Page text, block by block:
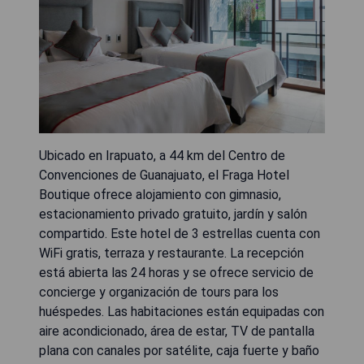
Ubicado en Irapuato, a 44 km del Centro de
Convenciones de Guanajuato, el Fraga Hotel
Boutique ofrece alojamiento con gimnasio,
estacionamiento privado gratuito, jardín y salón
compartido. Este hotel de 3 estrellas cuenta con
WiFi gratis, terraza y restaurante. La recepción
está abierta las 24 horas y se ofrece servicio de
concierge y organización de tours para los
huéspedes. Las habitaciones están equipadas con
aire acondicionado, área de estar, TV de pantalla
plana con canales por satélite, caja fuerte y baño